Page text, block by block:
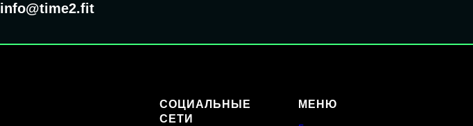
info@time2.fit
СОЦИАЛЬНЫЕ
СЕТИ
МЕНЮ